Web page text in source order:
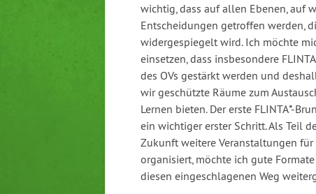
wichtig, dass auf allen Ebenen, auf
Entscheidungen getroffen werden,
widergespiegelt wird. Ich möchte
einsetzen, dass insbesondere
des OVs gestärkt werden und
wir geschützte Räume zum
Lernen bieten. Der erste FLINTA*-
ein wichtiger erster Schritt. Als Teil
Zukunft weitere Veranstaltungen für
organisiert, möchte ich gute
diesen eingeschlagenen Weg